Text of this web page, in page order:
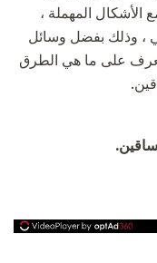
الأشكال المهملة ،
، وذلك بفضل وسائل
على ما هي الطرق